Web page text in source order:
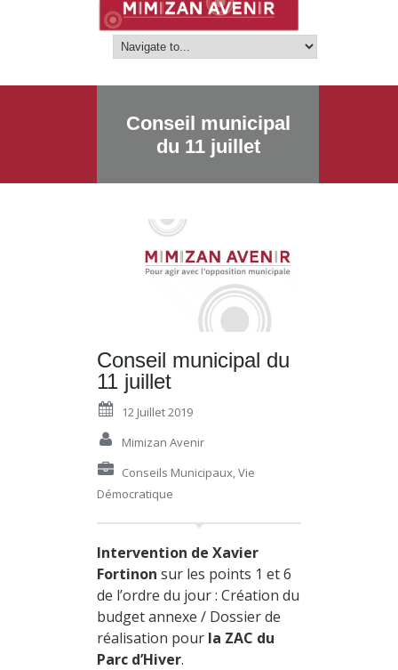
Conseil municipal
du 11 juillet
Conseil municipal du
11 juillet
12 Juillet 2019
Mimizan Avenir
Conseils Municipaux,Vie
Démocratique
Intervention de Xavier
Fortinon sur les points 1 et 6
de l’ordre du jour : Création du
budget annexe / Dossier de
réalisation pour la ZAC du
Parc d’Hiver.